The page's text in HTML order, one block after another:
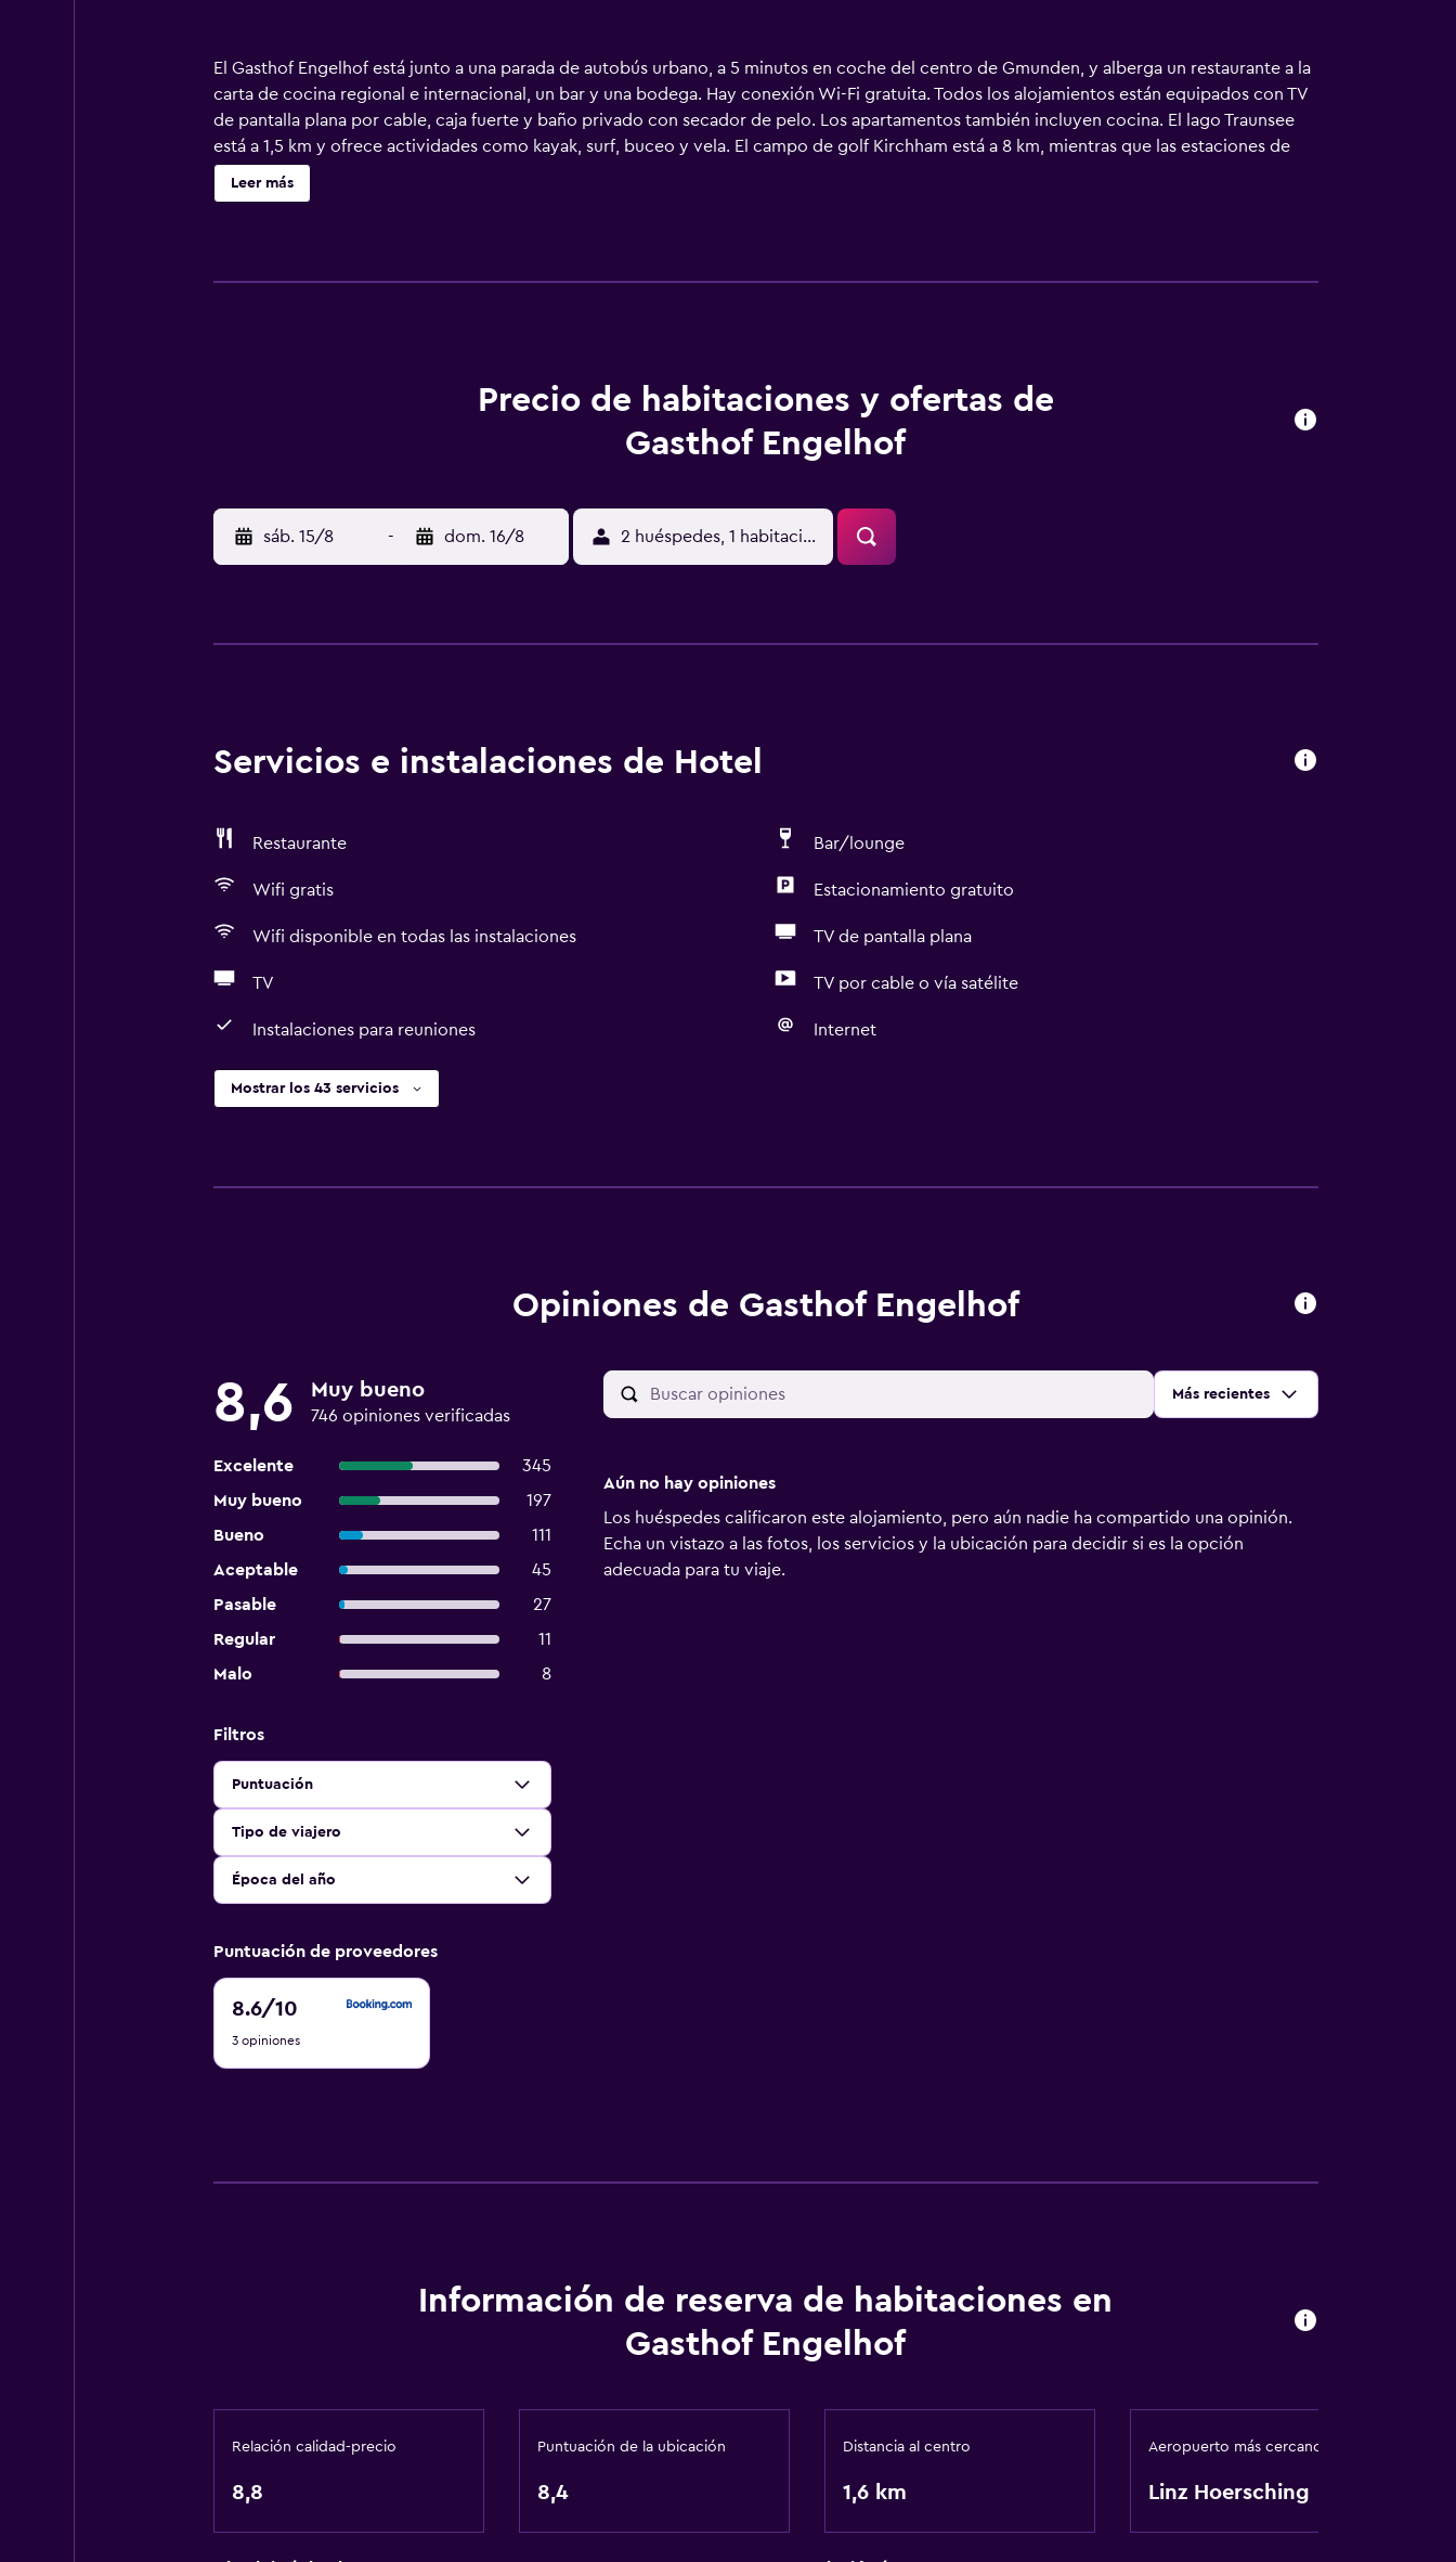
El Gasthof Engelhof está junto a una parada de autobús urbano, a 5 minutos en coche del centro de Gmunden, y alberga un restaurante a la
carta de cocina regional e internacional, un bar y una bodega. Hay conexión Wi-Fi gratuita. Todos los alojamientos están equipados con TV
de pantalla plana por cable, caja fuerte y baño privado con secador de pelo. Los apartamentos también incluyen cocina. El lago Traunsee
está a 1,5 km y ofrece actividades como kayak, surf, buceo y vela. El campo de golf Kirchham está a 8 km, mientras que las estaciones de
esquí de Feuerkogel y Kasberg se encuentran a 20 minutos en coche. Hay un supermercado a 1 km del Engelhof Gasthof. La estación de
tren de Gmunden está a 4 km. Hay aparcamiento privado gratuito.
Leer más
Precio de habitaciones y ofertas de
Gasthof Engelhof
sáb. 15/8 - dom. 16/8 2 huéspedes, 1 habitación
Servicios e instalaciones de Hotel
Restaurante Bar/lounge
Wifi gratis Estacionamiento gratuito
Wifi disponible en todas las instalaciones TV de pantalla plana
TV TV por cable o vía satélite
Instalaciones para reuniones Internet
Mostrar los 43 servicios
Opiniones de Gasthof Engelhof
8,6 Muy bueno
746 opiniones verificadas
Excelente
345
Muy bueno
197
Bueno
111
Aceptable
45
Pasable
27
Regular
11
Malo
8
Ordenar por:
Más recientes
Filtros
Puntuación
Tipo de viajero
Época del año
Puntuación de proveedores
8.6/10
8.6
10
3 opiniones
Aún no hay opiniones
Los huéspedes calificaron este alojamiento, pero aún nadie ha compartido una opinión.
Echa un vistazo a las fotos, los servicios y la ubicación para decidir si es la opción
adecuada para tu viaje.
Información de reserva de habitaciones en
Gasthof Engelhof
Relación calidad-precio
8,8
Puntuación de la ubicación
8,4
Distancia al centro
1,6 km
Aeropuerto más cercano
Linz Hoersching